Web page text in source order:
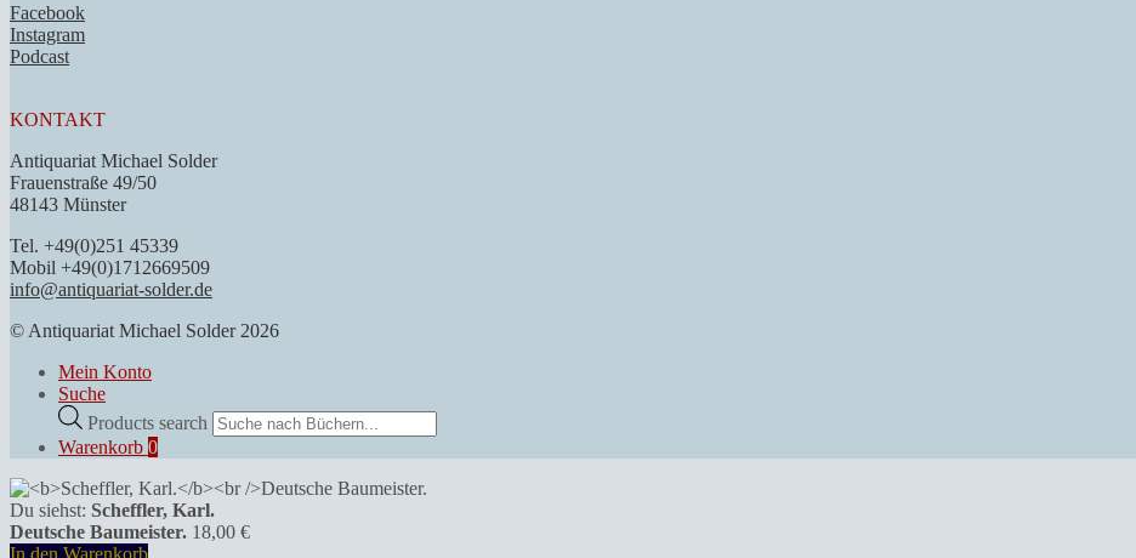
Facebook
Instagram
Podcast
KONTAKT
Antiquariat Michael Solder
Frauenstraße 49/50
48143 Münster
Tel. +49(0)251 45339
Mobil +49(0)1712669509
info@antiquariat-solder.de
© Antiquariat Michael Solder 2026
Mein Konto
Suche
Products search
Warenkorb 0
Du siehst: Scheffler, Karl.
Deutsche Baumeister. 18,00 €
In den Warenkorb